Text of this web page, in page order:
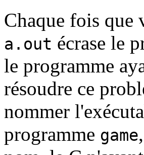
Chaque fois que
a.out écrase le
le programme
résoudre ce
nommer
programme game